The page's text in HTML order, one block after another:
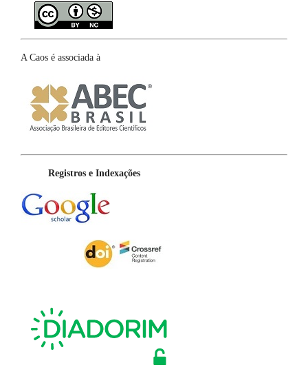
A Caos é associada à
Registros e Indexações